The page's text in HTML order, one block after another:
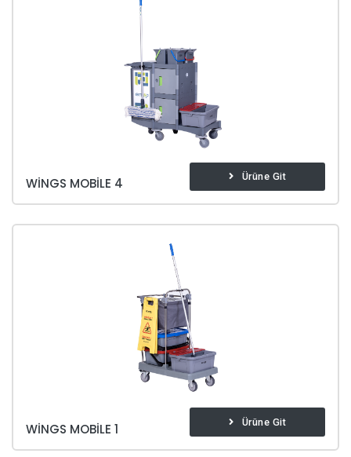
WINGS MOBILE 4 Ürüne Git
WINGS MOBILE 1 Ürüne Git